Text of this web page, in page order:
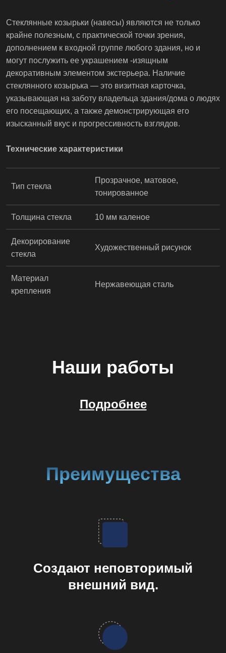
Стеклянные козырьки (навесы) являются не только
крайне полезным, с практической точки зрения,
дополнением к входной группе любого здания, но и
могут послужить ее украшением -изящным
декоративным элементом экстерьера. Наличие
стеклянного козырька — это визитная карточка,
указывающая на заботу владельца здания/дома о людях
его посещающих, а также демонстрирующая его
изысканный вкус и прогрессивность взглядов.
Технические характеристики
Тип стекла
Прозрачное, матовое,
тонированное
Толщина стекла 10 мм каленое
Декорирование
стекла
Художественный рисунок
Материал
крепления
Нержавеющая сталь
Наши работы
Подробнее
Преимущества
Создают неповторимый
внешний вид.